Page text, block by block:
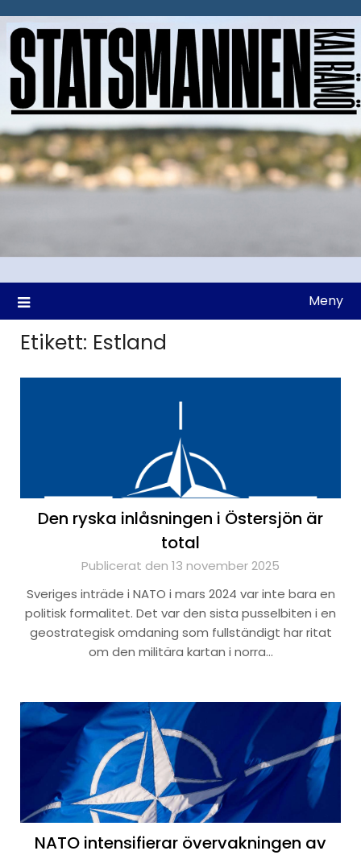
till
Meny
Etikett: Estland
Den ryska inlåsningen i Östersjön är
total
Publicerat den 13 november 2025
Sveriges inträde i NATO i mars 2024 var inte bara en
politisk formalitet. Det var den sista pusselbiten i en
geostrategisk omdaning som fullständigt har ritat
om den militära kartan i norra…
NATO intensifierar övervakningen av